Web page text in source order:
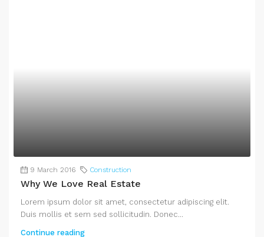
9 March 2016 Construction
Why We Love Real Estate
Lorem ipsum dolor sit amet, consectetur adipiscing elit.
Duis mollis et sem sed sollicitudin. Donec...
Continue reading